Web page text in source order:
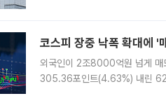
코스피 장중 낙폭 확대에
외국인이 2조8000억원 넘게 매
305.36포인트(4.63%) 내린